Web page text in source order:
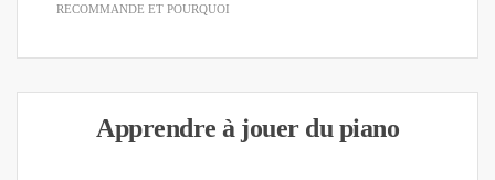
RECOMMANDE ET POURQUOI
Apprendre à jouer du piano